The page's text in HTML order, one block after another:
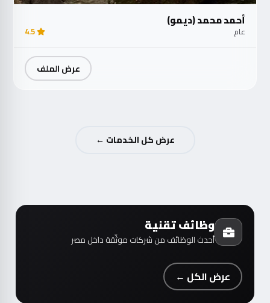
أحمد محمد (ديمو)
عام 4.5
عرض الملف
عرض كل الخدمات ←
وظائف تقنية
أحدث الوظائف من شركات موثّقة داخل مصر
عرض الكل ←